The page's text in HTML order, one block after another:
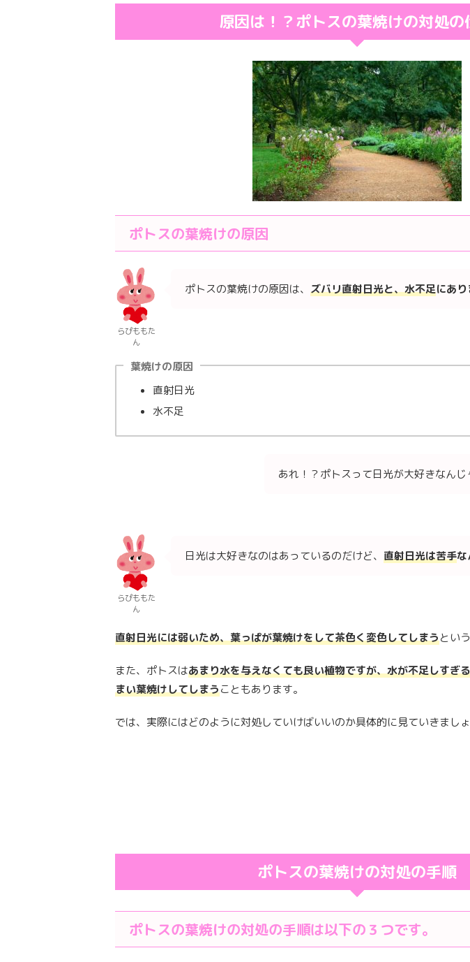
原因は！？ポトスの葉焼けの対処の
ポトスの葉焼けの原因
らぴももた
ん
ポトスの葉焼けの原因は、 ズバリ直射日光と、水不足にあ
葉焼けの原因
直射日光
水不足
あれ！？ポトスって日光が大好きなんじ
らぴももた
ん
日光は大好きなのはあっているのだけど、 直射日光は苦手
直射日光には弱いため、葉っぱが葉焼けをして茶色く変色してしまうとい
また、ポトスはあまり水を与えなくても良い植物ですが、水が不足しすぎ
まい葉焼けしてしまうこともあります。
では、実際にはどのように対処していけばいいのか具体的に見ていきましょ
ポトスの葉焼けの対処の手順
ポトスの葉焼けの対処の手順は以下の３つです。